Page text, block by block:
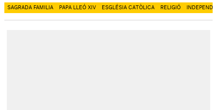
SAGRADA FAMILIA PAPA LLEÓ XIV ESGLÉSIA CATÒLICA RELIGIÓ